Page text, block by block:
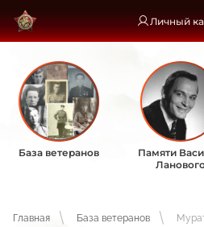
Личный
База ветеранов
Памяти
Главная База ветеранов